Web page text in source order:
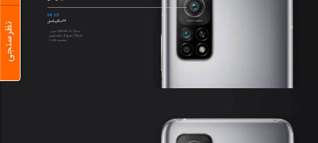
MI10T
64 مگاپیکسل
حسگرIMX 682 1/1.7 " سونی
f/ 1.89 aperture
1.6μm4-in- 1 Super Pixel نظرسنجی